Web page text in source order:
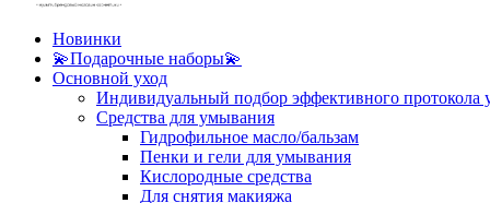
Новинки
💫Подарочные наборы💫
Основной уход
Индивидуальный подбор эффективного протокола
Средства для умывания
Гидрофильное масло/бальзам
Пенки и гели для умывания
Кислородные средства
Для снятия макияжа